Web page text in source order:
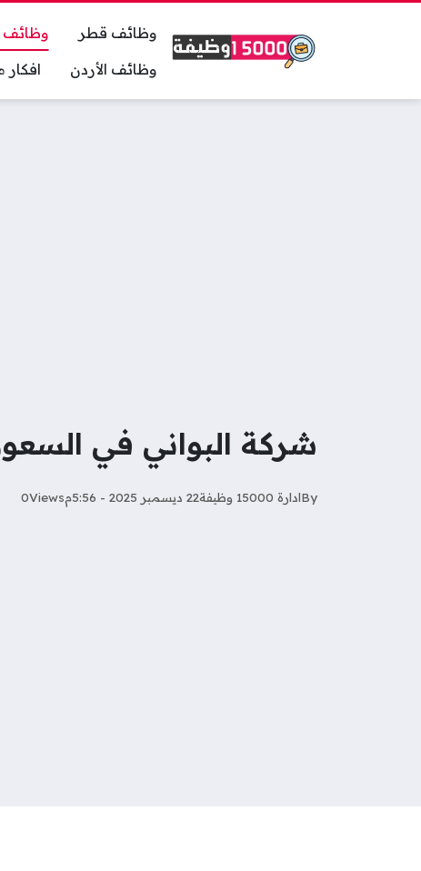
وظائف قطر وظائف
وظائف الأردن
شركة البواني في السعودية تطرح
Byادارة 15000 وظيفة 22 ديسمبر 2025 - 5:56م Views
0